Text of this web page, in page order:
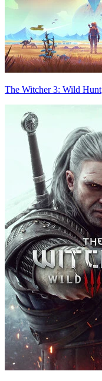
The Witcher 3: Wild Hunt